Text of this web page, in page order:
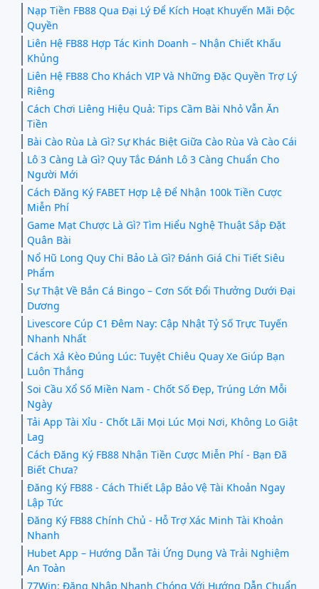
Nạp Tiền FB88 Qua Đại Lý Để Kích Hoạt Khuyến Mãi Độc
Quyền
Liên Hệ FB88 Hợp Tác Kinh Doanh – Nhận Chiết Khấu
Khủng
Liên Hệ FB88 Cho Khách VIP Và Những Đặc Quyền Trợ Lý
Riêng
Cách Chơi Liêng Hiệu Quả: Tips Cầm Bài Nhỏ Vẫn Ăn
Tiền
Bài Cào Rùa Là Gì? Sự Khác Biệt Giữa Cào Rùa Và Cào Cái
Lô 3 Càng Là Gì? Quy Tắc Đánh Lô 3 Càng Chuẩn Cho
Người Mới
Cách Đăng Ký FABET Hợp Lệ Để Nhận 100k Tiền Cược
Miễn Phí
Game Mạt Chược Là Gì? Tìm Hiểu Nghệ Thuật Sắp Đặt
Quân Bài
Nổ Hũ Long Quy Chi Bảo Là Gì? Đánh Giá Chi Tiết Siêu
Phẩm
Sự Thật Về Bắn Cá Bingo – Cơn Sốt Đổi Thưởng Dưới Đại
Dương
Livescore Cúp C1 Đêm Nay: Cập Nhật Tỷ Số Trực Tuyến
Nhanh Nhất
Cách Xả Kèo Đúng Lúc: Tuyệt Chiêu Quay Xe Giúp Bạn
Luôn Thắng
Soi Cầu Xổ Số Miền Nam - Chốt Số Đẹp, Trúng Lớn Mỗi
Ngày
Tải App Tài Xỉu - Chốt Lãi Mọi Lúc Mọi Nơi, Không Lo Giật
Lag
Cách Đăng Ký FB88 Nhận Tiền Cược Miễn Phí - Bạn Đã
Biết Chưa?
Đăng Ký FB88 - Cách Thiết Lập Bảo Vệ Tài Khoản Ngay
Lập Tức
Đăng Ký FB88 Chính Chủ - Hỗ Trợ Xác Minh Tài Khoản
Nhanh
Hubet App – Hướng Dẫn Tải Ứng Dụng Và Trải Nghiệm
An Toàn
77Win: Đăng Nhập Nhanh Chóng Với Hướng Dẫn Chuẩn